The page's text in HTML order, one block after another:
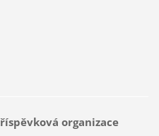
organizace